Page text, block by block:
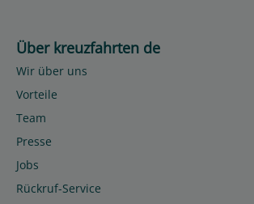
Über kreuzfahrten de
Wir über uns
Vorteile
Team
Presse
Jobs
Rückruf-Service